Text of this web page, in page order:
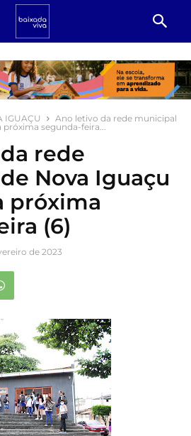
IGUAÇU
Ano letivo da rede municipal
segunda-feira...
rede
Nova Iguaçu
próxima
(6)
de 2023